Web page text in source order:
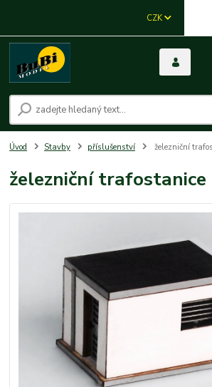
CZK
Úvod Stavby příslušenství železniční
železniční trafostanice